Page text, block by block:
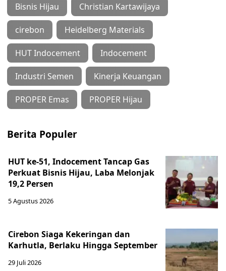
Bisnis Hijau Christian Kartawijaya
cirebon Heidelberg Materials
HUT Indocement Indocement
Industri Semen Kinerja Keuangan
PROPER Emas PROPER Hijau
Berita Populer
HUT ke-51, Indocement Tancap Gas
Perkuat Bisnis Hijau, Laba Melonjak
19,2 Persen
5 Agustus 2026
Cirebon Siaga Kekeringan dan
Karhutla, Berlaku Hingga September
29 Juli 2026